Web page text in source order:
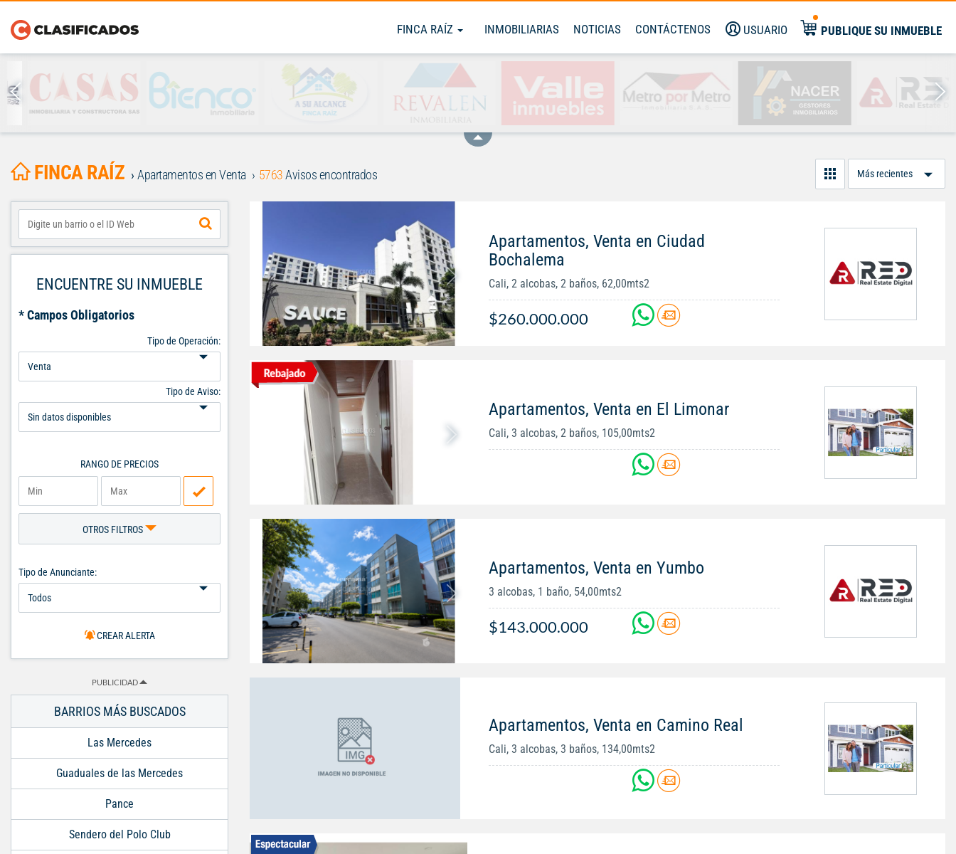
FINCA RAÍZ INMOBILIARIAS NOTICIAS CONTÁCTENOS USUARIO PUBLIQUE SU INMUEBLE
FINCA RAÍZ Apartamentos en Venta 5763Avisos encontrados
Apartamentos, Venta en Ciudad
Bochalema
Cali, 2 alcobas, 2 baños, 62,00mts2
$260.000.000
Apartamentos, Venta en El Limonar
Cali, 3 alcobas, 2 baños, 105,00mts2
Apartamentos, Venta en Yumbo
3 alcobas, 1 baño, 54,00mts2
$143.000.000
Apartamentos, Venta en Camino Real
Cali, 3 alcobas, 3 baños, 134,00mts2
ENCUENTRE SU INMUEBLE
* Campos Obligatorios
Tipo de Operación:
Tipo de Aviso:
RANGO DE PRECIOS
OTROS FILTROS
Tipo de Anunciante:
CREAR ALERTA
PUBLICIDAD
BARRIOS MÁS BUSCADOS
Las Mercedes
Guaduales de las Mercedes
Pance
Sendero del Polo Club